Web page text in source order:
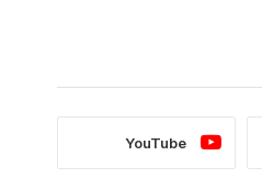
YouTube